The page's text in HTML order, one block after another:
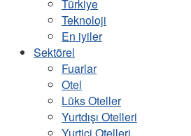
Türkiye
Teknoloji
En iyiler
Sektörel
Fuarlar
Otel
Lüks Oteller
Yurtdışı Otelleri